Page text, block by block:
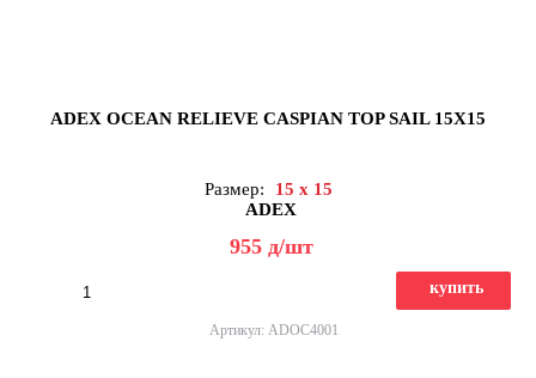
ADEX OCEAN RELIEVE CASPIAN TOP SAIL 15X15
Размер:
15 x 15
ADEX
955 д/шт
купить
Артикул: ADOC4001